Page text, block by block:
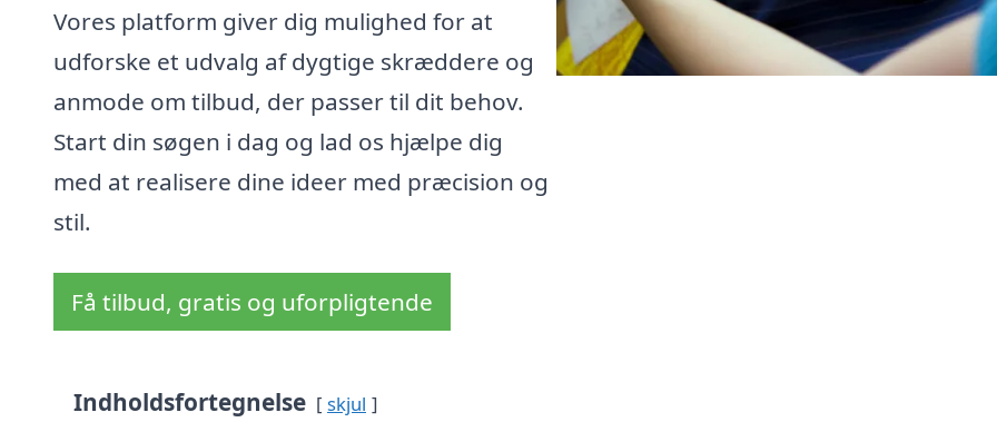
Vores platform giver dig mulighed for at
udforske et udvalg af dygtige skræddere og
anmode om tilbud, der passer til dit behov.
Start din søgen i dag og lad os hjælpe dig
med at realisere dine ideer med præcision og
stil.
Få tilbud, gratis og uforpligtende
Indholdsfortegnelse skjul